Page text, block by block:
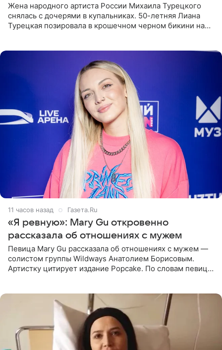
Жена народного артиста России Михаила Турецкого
снялась с дочерями в купальниках. 50-летняя Лиана
Турецкая позировала в крошечном черном бикини на
11 часов назад Газета.Ru
«Я ревную»: Mary Gu откровенно
рассказала об отношениях с мужем
Певица Mary Gu рассказала об отношениях с мужем —
солистом группы Wildways Анатолием Борисовым.
Артистку цитирует издание Popcake. По словам певицы,